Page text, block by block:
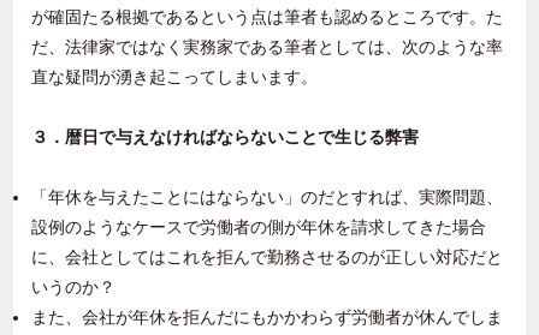
が確固たる根拠であるという点は筆者も認めるところです。た
だ、法律家ではなく実務家である筆者としては、次のような率
直な疑問が湧き起こってしまいます。
３．暦日で与えなければならないことで生じる弊害
「年休を与えたことにはならない」のだとすれば、実際問題、
設例のようなケースで労働者の側が年休を請求してきた場合
に、会社としてはこれを拒んで勤務させるのが正しい対応だと
いうのか？
また、会社が年休を拒んだにもかかわらず労働者が休んでしま